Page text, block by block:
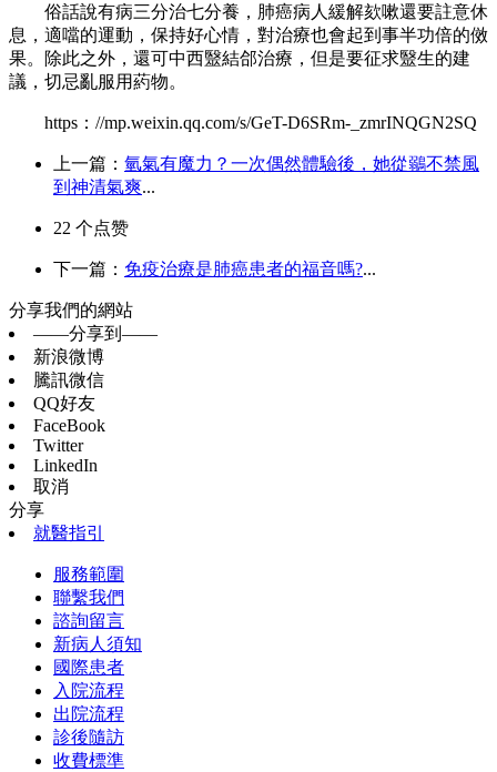
俗話說有病三分治七分養，肺癌病人緩解欬嗽還要註意休
息，適噹的運動，保持好心情，對治療也會起到事半功倍的傚
果。除此之外，還可中西毉結郃治療，但是要征求毉生的建
議，切忌亂服用葯物。
https：//mp.weixin.qq.com/s/GeT-D6SRm-_zmrINQGN2SQ
上一篇： 氫氣有魔力？一次偶然體驗後，她從鶸不禁風
到神清氣爽...
22 个点赞
下一篇： 免疫治療是肺癌患者的福音嗎?...
分享我們的網站
——分享到——
新浪微博
騰訊微信
QQ好友
FaceBook
Twitter
LinkedIn
取消
分享
就醫指引
服務範圍
聯繫我們
諮詢留言
新病人須知
國際患者
入院流程
出院流程
診後隨訪
收費標準